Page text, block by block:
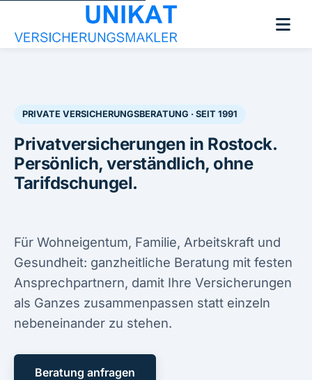
PRIVATE VERSICHERUNGSBERATUNG · SEIT 1991
Privatversicherungen in Rostock.
Persönlich, verständlich, ohne
Tarifdschungel.
Für Wohneigentum, Familie, Arbeitskraft und
Gesundheit: ganzheitliche Beratung mit festen
Ansprechpartnern, damit Ihre Versicherungen
als Ganzes zusammenpassen statt einzeln
nebeneinander zu stehen.
Beratung anfragen